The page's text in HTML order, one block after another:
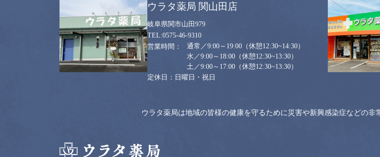
ウラタ薬局 関山田店
岐阜県関市山田979
0575-46-9310
通常／9:00～19:00 （休憩12:30~14:30）
水／9:00～18:00 （休憩12:30~13:30）
土／9:00～17:00 （休憩12:30~13:30）
日曜日・祝日
ウラタ薬局は地域の皆様の健康を守るために災害や新興感染症などの非